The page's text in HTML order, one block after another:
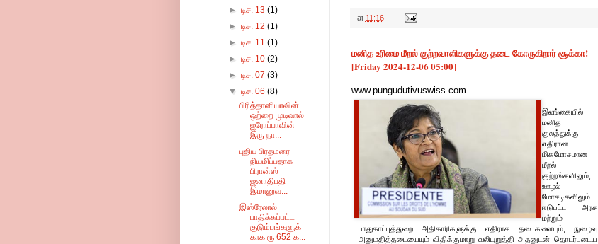
at 11:16
மனித உரிமை மீறல் குற்றவாளிகளுக்கு தடை கோருகிறார் சூக்கா!
[Friday 2024-12-06 05:00]
www.pungudutivuswiss.com
இலங்கையில்
மனித
குலத்துக்கு
எதிரான
மிகமோசமான
மீறல்
குற்றங்களிலும்,
ஊழல்
மோசடிகளிலும்
ஈடுபட்ட அரச
மற்றும்
பாதுகாப்புத்துறை அதிகாரிகளுக்கு எதிராக தடைகளையும், நுழைவு
அனுமதித்தடையையும் விதிக்குமாறு வலியுறுத்தி அதனுடன் தொடர்புடைய
►டிச. 13(1)
►டிச. 12(1)
►டிச. 11(1)
►டிச. 10(2)
►டிச. 07(3)
▼டிச. 06(8)
பிரித்தானியாவின்
ஒற்றை முடிவால்
ஐரோப்பாவின்
இரு நா...
புதிய பிரதமரை
நியமிப்பதாக
பிரான்ஸ்
ஜனாதிபதி
இமானுவ...
இஸ்ரேலால்
பாதிக்கப்பட்ட
குடும்பங்களுக்
காக ரூ 652 க...